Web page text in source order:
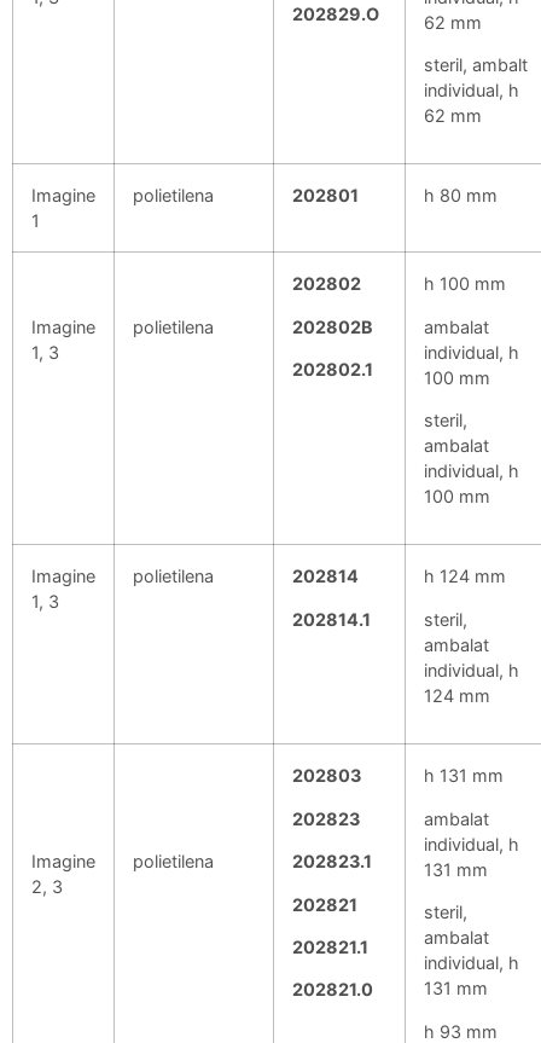
202829.O
62 mm
steril, ambalt
individual, h
62 mm
Imagine
1
polietilena 202801 h 80 mm
Imagine
1, 3
polietilena
202802
202802B
202802.1
h 100 mm
ambalat
individual, h
100 mm
steril,
ambalat
individual, h
100 mm
Imagine
1, 3
polietilena 202814
202814.1
h 124 mm
steril,
ambalat
individual, h
124 mm
Imagine
2, 3
polietilena
202803
202823
202823.1
202821
202821.1
202821.0
h 131 mm
ambalat
individual, h
131 mm
steril,
ambalat
individual, h
131 mm
h 93 mm